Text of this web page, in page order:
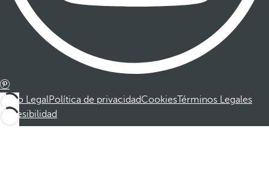
Aviso LegalPolítica de privacidadCookiesTérminos Legales
Accesibilidad